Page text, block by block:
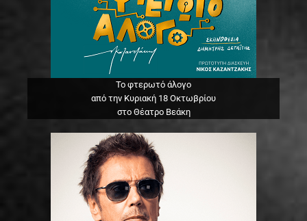
Το φτερωτό άλογο
από την Κυριακή 18 Οκτωβρίου
στο Θέατρο Βεάκη